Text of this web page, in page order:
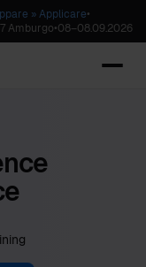
» Applicare•
Amburgo•08–08.09.2026